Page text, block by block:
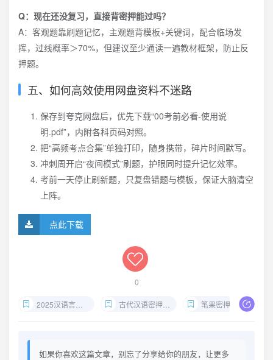
Q：现在还没复习，直接背密押能过吗？
A：客观题靠刷题记忆，主观题背模板+关键词，配合临场发
挥，过线概率＞70%，但建议至少通读一遍教材框架，防止反
押题。
五、如何高效使用网盘资料不迷路
保存到夸克网盘后，优先下载“00考前必看-使用说
明.pdf”，内附各科页码对照。
把“高频考点合集”单独打印，随身携带，碎片时间默写。
冲刺周开启“夜间模式”刷题，护眼同时提升记忆效率。
考前一天停止刷新题，只复盘错题与模板，保证大脑清空
上阵。
点此下载
0
2025汉语言自考押题 古代汉语密押卷下载 笔果密押PDF
如果你喜欢这篇文章，别忘了分享给你的朋友，让更多